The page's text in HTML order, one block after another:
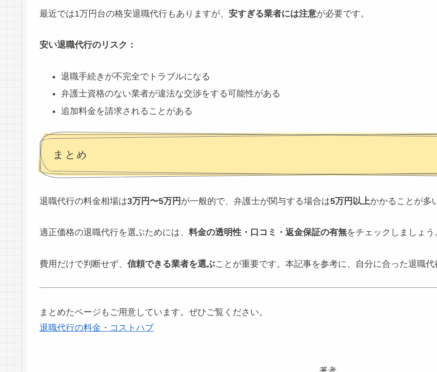
最近では1万円台の格安退職代行もありますが、 安すぎる業者には注意が必要です。
安い退職代行のリスク：
退職手続きが不完全でトラブルになる
弁護士資格のない業者が違法な交渉をする可能性がある
追加料金を請求されることがある
まとめ
退職代行の料金相場は3万円〜5万円 が一般的で、弁護士が関与する場合は5万円以上かかることが多
適正価格の退職代行を選ぶためには、 料金の透明性・口コミ・返金保証の有無をチェックしましょう
費用だけで判断せず、 信頼できる業者を選ぶことが重要です。本記事を参考に、自分に合った退職
まとめたページもご用意しています。ぜひご覧ください。
退職代行の料金・コストハブ
著者